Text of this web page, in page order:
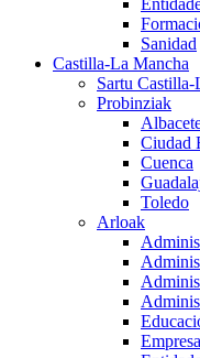
Sanidad
Castilla-La Mancha
Sartu
Probinziak
Ciudad
Cuenca
Toledo
Arloak